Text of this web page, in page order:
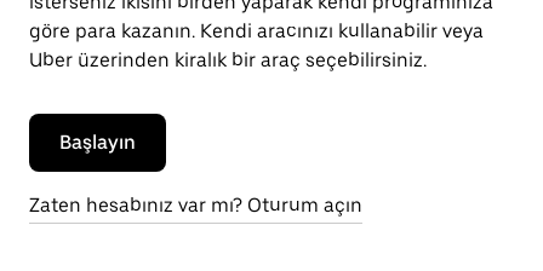
göre para kazanın. Kendi aracınızı kullanabilir veya
Uber üzerinden kiralık bir araç seçebilirsiniz.
Başlayın
Zaten hesabınız var mı? Oturum açın